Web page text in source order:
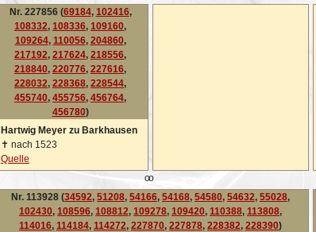
Nr. 227856 (69184, 102416,
108332, 108336, 109160,
109264, 110056, 204860,
217192, 217624, 218556,
218840, 220776, 227616,
228032, 228368, 228544,
455740, 455756, 456764,
456780)
Hartwig Meyer zu Barkhausen
✝ nach 1523
Quelle
oo
Nr. 113928 (34592, 51208, 54166, 54168, 54580, 54632, 55028,
102430, 108596, 108812, 109278, 109420, 110388, 113808,
114016, 114184, 114272, 227870, 227878, 228382, 228390)